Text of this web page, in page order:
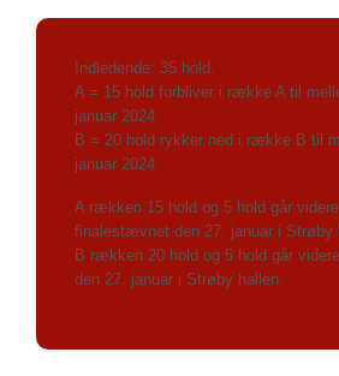
Indledende: 35 hold.
A = 15 hold forbliver i række A til
januar 2024.
B = 20 hold rykker ned i række B til
januar 2024.
A rækken 15 hold og 5 hold går videre
finalestævnet den 27. januar i Strøby
B rækken 20 hold og 5 hold går
den 27. januar i Strøby hallen.